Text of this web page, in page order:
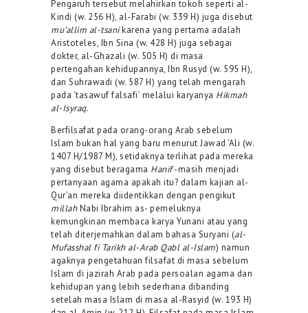
Pengaruh tersebut melahirkan tokoh seperti al-
Kindi (w. 256 H), al-Farabi (w. 339 H) juga disebut
mu’allim al-tsanikarena yang pertama adalah
Aristoteles, Ibn Sina (w. 428 H) juga sebagai
dokter, al-Ghazali (w. 505 H) di masa
pertengahan kehidupannya, Ibn Rusyd (w. 595 H),
dan Suhrawadi (w. 587 H) yang telah mengarah
pada ‘tasawuf falsafi’ melalui karyanya Hikmah
al-Isyraq.
Berfilsafat pada orang-orang Arab sebelum
Islam bukan hal yang baru menurut Jawad ‘Ali (w.
1407 H/1987 M), setidaknya terlihat pada mereka
yang disebut beragama Hanif-masih menjadi
pertanyaan agama apakah itu? dalam kajian al-
Qur’an mereka diidentikkan dengan pengikut
millahNabi Ibrahim as- pemeluknya
kemungkinan membaca karya Yunani atau yang
telah diterjemahkan dalam bahasa Suryani (al-
Mufasshal fi Tarikh al-Arab Qabl al-Islam) namun
agaknya pengetahuan filsafat di masa sebelum
Islam di jazirah Arab pada persoalan agama dan
kehidupan yang lebih sederhana dibanding
setelah masa Islam di masa al-Rasyid (w. 193 H)